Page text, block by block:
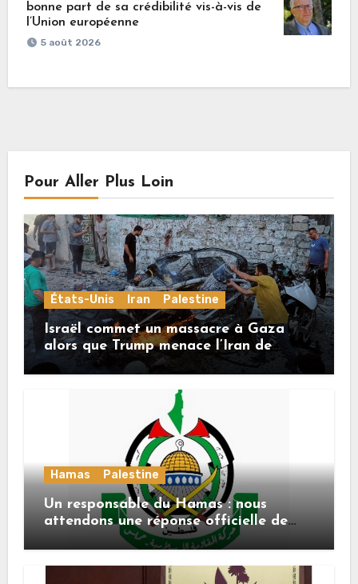
bonne part de sa crédibilité vis-à-vis de
l’Union européenne
5 août 2026
Pour Aller Plus Loin
États-Unis Iran Palestine
Israël commet un massacre à Gaza
alors que Trump menace l’Iran de
«décapitation»
Hamas Palestine
Un responsable du Hamas : nous
attendons une réponse officielle de
Mladenov concernant la feuille de